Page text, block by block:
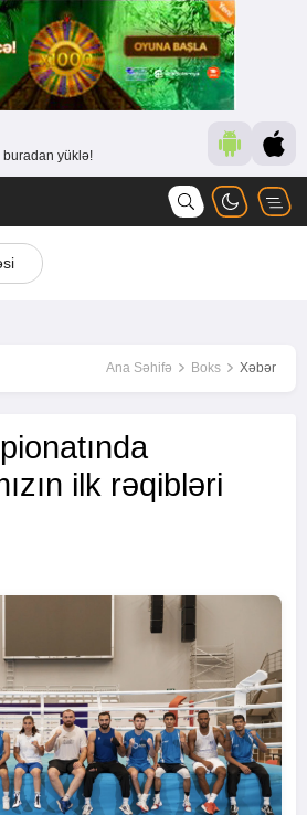
yüklə!
Ana Səhifə Boks Xəbər
ilk rəqibləri